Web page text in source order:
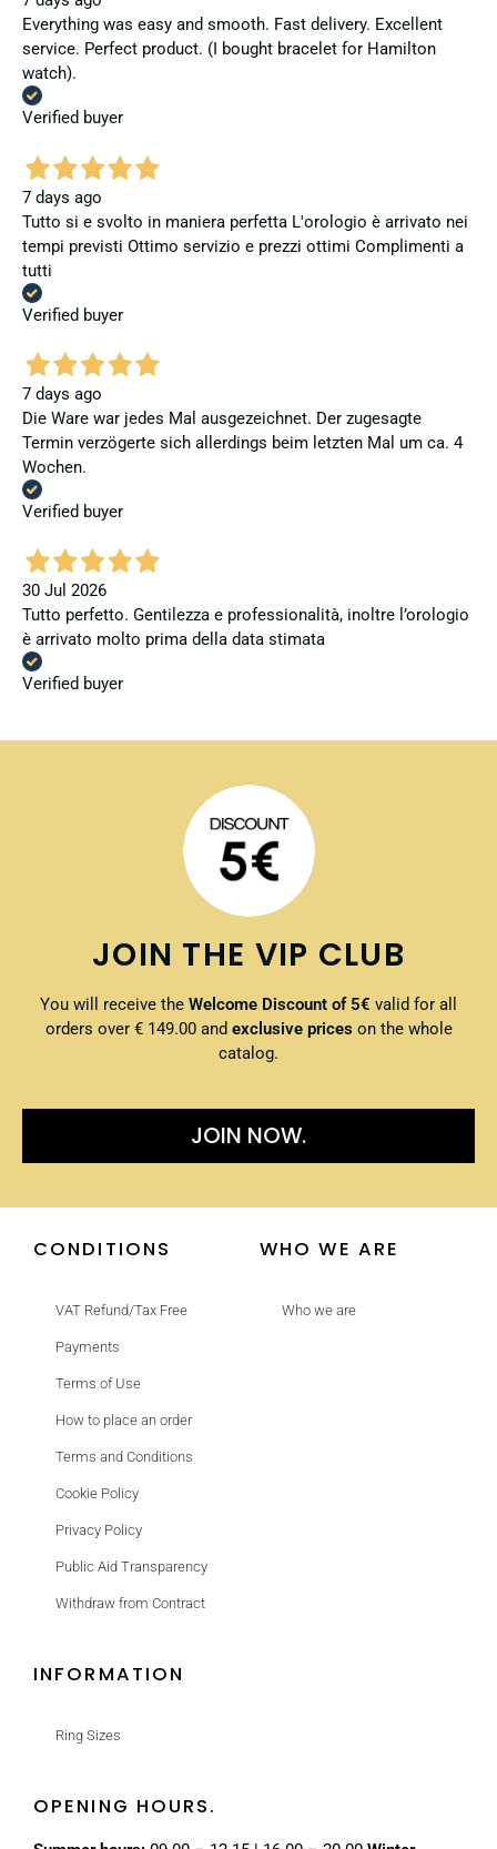
Everything was easy and smooth. Fast delivery. Excellent
service. Perfect product. (I bought bracelet for Hamilton
watch).
Verified buyer
7 days ago
Tutto si e svolto in maniera perfetta L'orologio è arrivato nei
tempi previsti Ottimo servizio e prezzi ottimi Complimenti a
tutti
Verified buyer
7 days ago
Die Ware war jedes Mal ausgezeichnet. Der zugesagte
Termin verzögerte sich allerdings beim letzten Mal um ca. 4
Wochen.
Verified buyer
30 Jul 2026
Tutto perfetto. Gentilezza e professionalità, inoltre l’orologio
è arrivato molto prima della data stimata
Verified buyer
JOIN THE VIP CLUB
You will receive the Welcome Discount of 5€ valid for all
orders over € 149.00 and exclusive prices on the whole
catalog.
JOIN NOW.
CONDITIONS
VAT Refund/Tax Free
Payments
Terms of Use
How to place an order
Terms and Conditions
Cookie Policy
Privacy Policy
Public Aid Transparency
Withdraw from Contract
WHO WE ARE
Who we are
INFORMATION
Ring Sizes
OPENING HOURS.